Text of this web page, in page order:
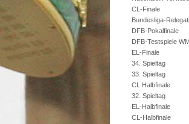
CL-Finale
Bundesliga-
DFB-Pokalfinale
DFB-Testspiele
EL-Finale
34. Spieltag
33. Spieltag
CL Halbfinale
32. Spieltag
EL-Halbfinale
CL-Halbfinale